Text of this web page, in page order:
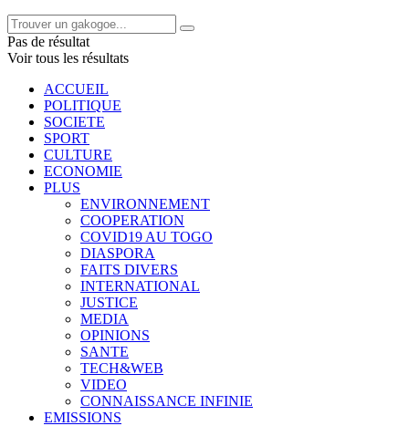
Pas de résultat
Voir tous les résultats
ACCUEIL
POLITIQUE
SOCIETE
SPORT
CULTURE
ECONOMIE
PLUS
ENVIRONNEMENT
COOPERATION
COVID19 AU TOGO
DIASPORA
FAITS DIVERS
INTERNATIONAL
JUSTICE
MEDIA
OPINIONS
SANTE
TECH&WEB
VIDEO
CONNAISSANCE INFINIE
EMISSIONS